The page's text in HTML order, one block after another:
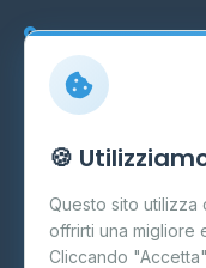
Marche
Info
Cos'è il GPL
FAQ
Contatti
🍪
Questo sito
offrirti una migliore
Cliccando